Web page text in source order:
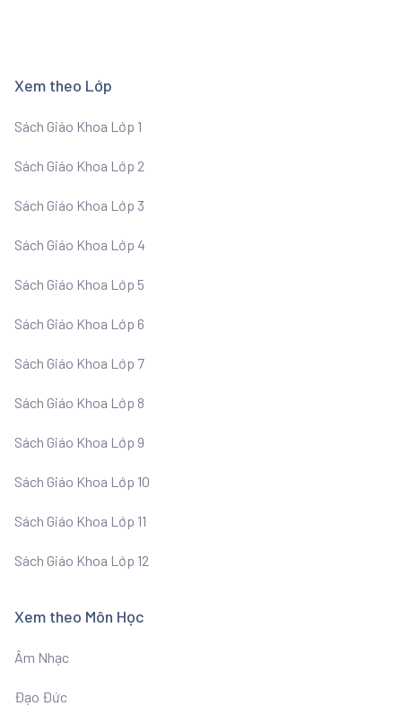
Xem theo Lớp
Sách Giáo Khoa Lớp 1
Sách Giáo Khoa Lớp 2
Sách Giáo Khoa Lớp 3
Sách Giáo Khoa Lớp 4
Sách Giáo Khoa Lớp 5
Sách Giáo Khoa Lớp 6
Sách Giáo Khoa Lớp 7
Sách Giáo Khoa Lớp 8
Sách Giáo Khoa Lớp 9
Sách Giáo Khoa Lớp 10
Sách Giáo Khoa Lớp 11
Sách Giáo Khoa Lớp 12
Xem theo Môn Học
Âm Nhạc
Đạo Đức